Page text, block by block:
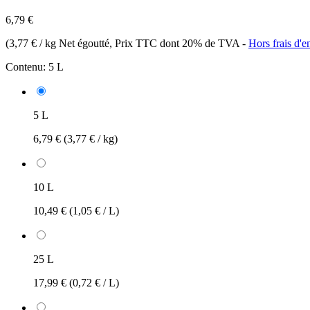
6,79 €
(3,77 € / kg Net égoutté, Prix TTC dont 20% de TVA - Hors frais
Contenu: 5 L
5 L
6,79 € (3,77 € / kg)
10 L
10,49 € (1,05 € / L)
25 L
17,99 € (0,72 € / L)